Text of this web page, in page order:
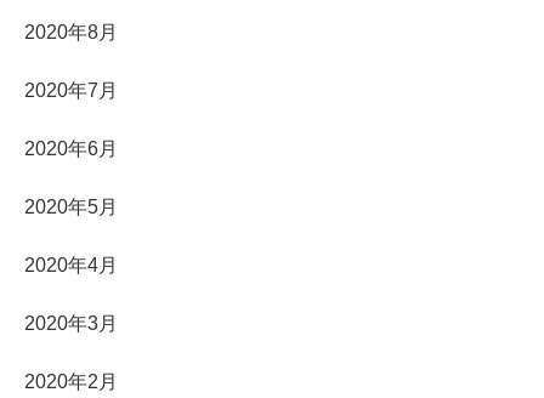
2020年8月
2020年7月
2020年6月
2020年5月
2020年4月
2020年3月
2020年2月